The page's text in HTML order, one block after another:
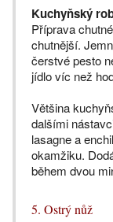
Kuchyňský
Příprava
chutnější.
čerstvé pesto
jídlo víc než
Většina
dalšími
lasagne a
okamžiku.
během dvou
5. Ostrý nůž